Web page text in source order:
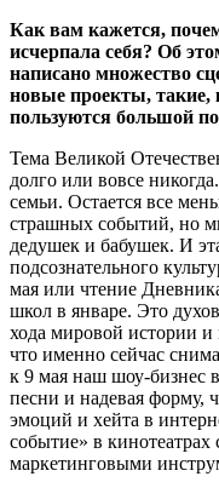
Как вам кажется,
исчерпала себя? Об
написано множество
новые проекты, такие,
пользуются большой
Тема Великой
долго или вовсе
семьи. Остается все
страшных событий, но
дедушек и бабушек. И
подсознательного
мая или чтение
школ в январе. Это
хода мировой истории
что именно сейчас
к 9 мая наш шоу-бизнес
песни и надевая форму,
эмоций и хейта в
событие» в
маркетинговыми